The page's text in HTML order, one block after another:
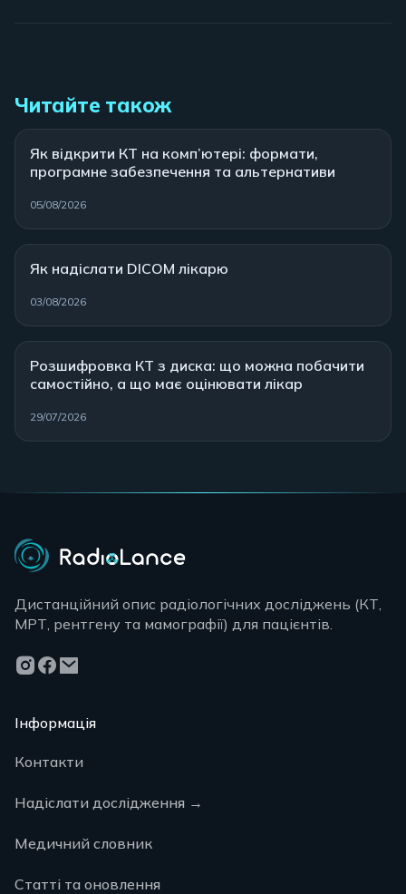
Читайте також
Як відкрити КТ на комп’ютері: формати,
програмне забезпечення та альтернативи
05/08/2026
Як надіслати DICOM лікарю
03/08/2026
Розшифровка КТ з диска: що можна побачити
самостійно, а що має оцінювати лікар
29/07/2026
Дистанційний опис радіологічних досліджень (КТ,
МРТ, рентгену та мамографії) для пацієнтів.
Інформація
Контакти
Надіслати дослідження →
Медичний словник
Статті та оновлення